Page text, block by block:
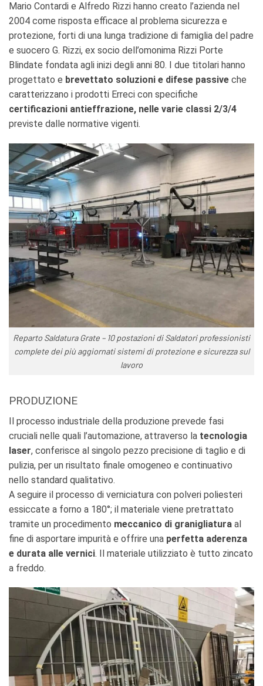
Mario Contardi e Alfredo Rizzi hanno creato l’azienda nel
2004 come risposta efficace al problema sicurezza e
protezione, forti di una lunga tradizione di famiglia del padre
e suocero G. Rizzi, ex socio dell’omonima Rizzi Porte
Blindate fondata agli inizi degli anni 80. I due titolari hanno
progettato e brevettato soluzioni e difese passive che
caratterizzano i prodotti Erreci con specifiche
certificazioni antieffrazione, nelle varie classi 2/3/4
previste dalle normative vigenti.
Reparto Saldatura Grate – 10 postazioni di Saldatori professionisti
complete dei più aggiornati sistemi di protezione e sicurezza sul
lavoro
PRODUZIONE
Il processo industriale della produzione prevede fasi
cruciali nelle quali l’automazione, attraverso la tecnologia
laser, conferisce al singolo pezzo precisione di taglio e di
pulizia, per un risultato finale omogeneo e continuativo
nello standard qualitativo.
A seguire il processo di verniciatura con polveri poliesteri
essiccate a forno a 180°; il materiale viene pretrattato
tramite un procedimento meccanico di granigliatura al
fine di asportare impurità e offrire una perfetta aderenza
e durata alle vernici. Il materiale utilizziato è tutto zincato
a freddo.